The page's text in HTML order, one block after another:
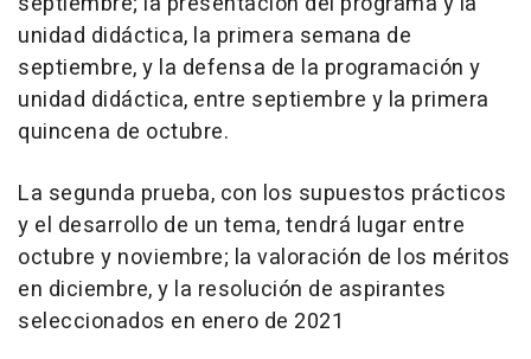
unidad didáctica, la primera semana de
septiembre, y la defensa de la programación y
unidad didáctica, entre septiembre y la primera
quincena de octubre.
La segunda prueba, con los supuestos prácticos
y el desarrollo de un tema, tendrá lugar entre
octubre y noviembre; la valoración de los méritos
en diciembre, y la resolución de aspirantes
seleccionados en enero de 2021